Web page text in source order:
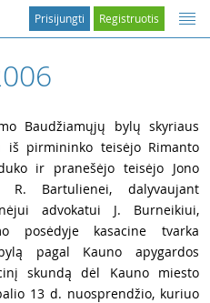
Registruotis
Prisijungti
Baudžiamųjų bylų skyriaus
iš pirmininko teisėjo Rimanto
ir pranešėjo teisėjo Jono
R. Bartulienei, dalyvaujant
advokatui J. Burneikiui,
posėdyje kasacine tvarka
pagal Kauno apygardos
skundą dėl Kauno miesto
13 d. nuosprendžio, kuriuo